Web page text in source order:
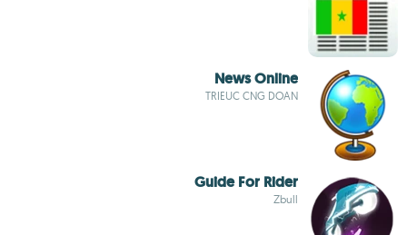
News Online
TRIEUC CNG DOAN
Guide For Rider
Zbull